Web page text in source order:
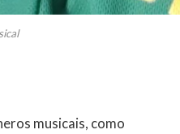
musicais, como